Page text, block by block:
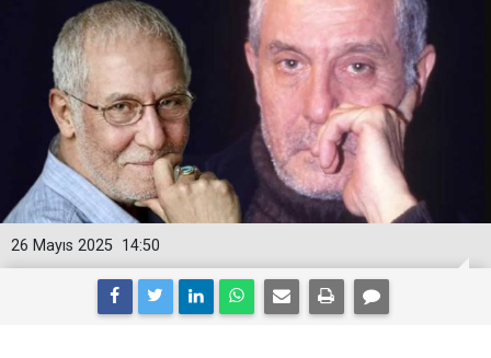
14:50
26 Mayıs 2025